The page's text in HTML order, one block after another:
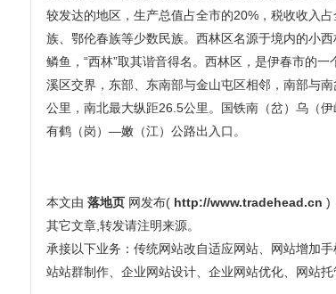
较发达的地区，生产总值占全市的20%，税收收入
族、鄂伦春族等少数民族。西林区名源于境内的小
鳞鱼，“西林”取其谐音得名。西林区，是伊春市的
溪区交界，东部、东南部与金山屯区相邻，南部与南
公里，南北最大纵距26.5公里。国铁南（岔）乌（
有鹤（岗）—嫩（江）公路出入口。
本文由 落地页 网发布( http://www.tradehead.cn )
其它文章,转发请注明来源。
承接以下业务：传统网站改自适应网站、网站增加
站站群制作、企业网站设计、企业网站优化、网站托